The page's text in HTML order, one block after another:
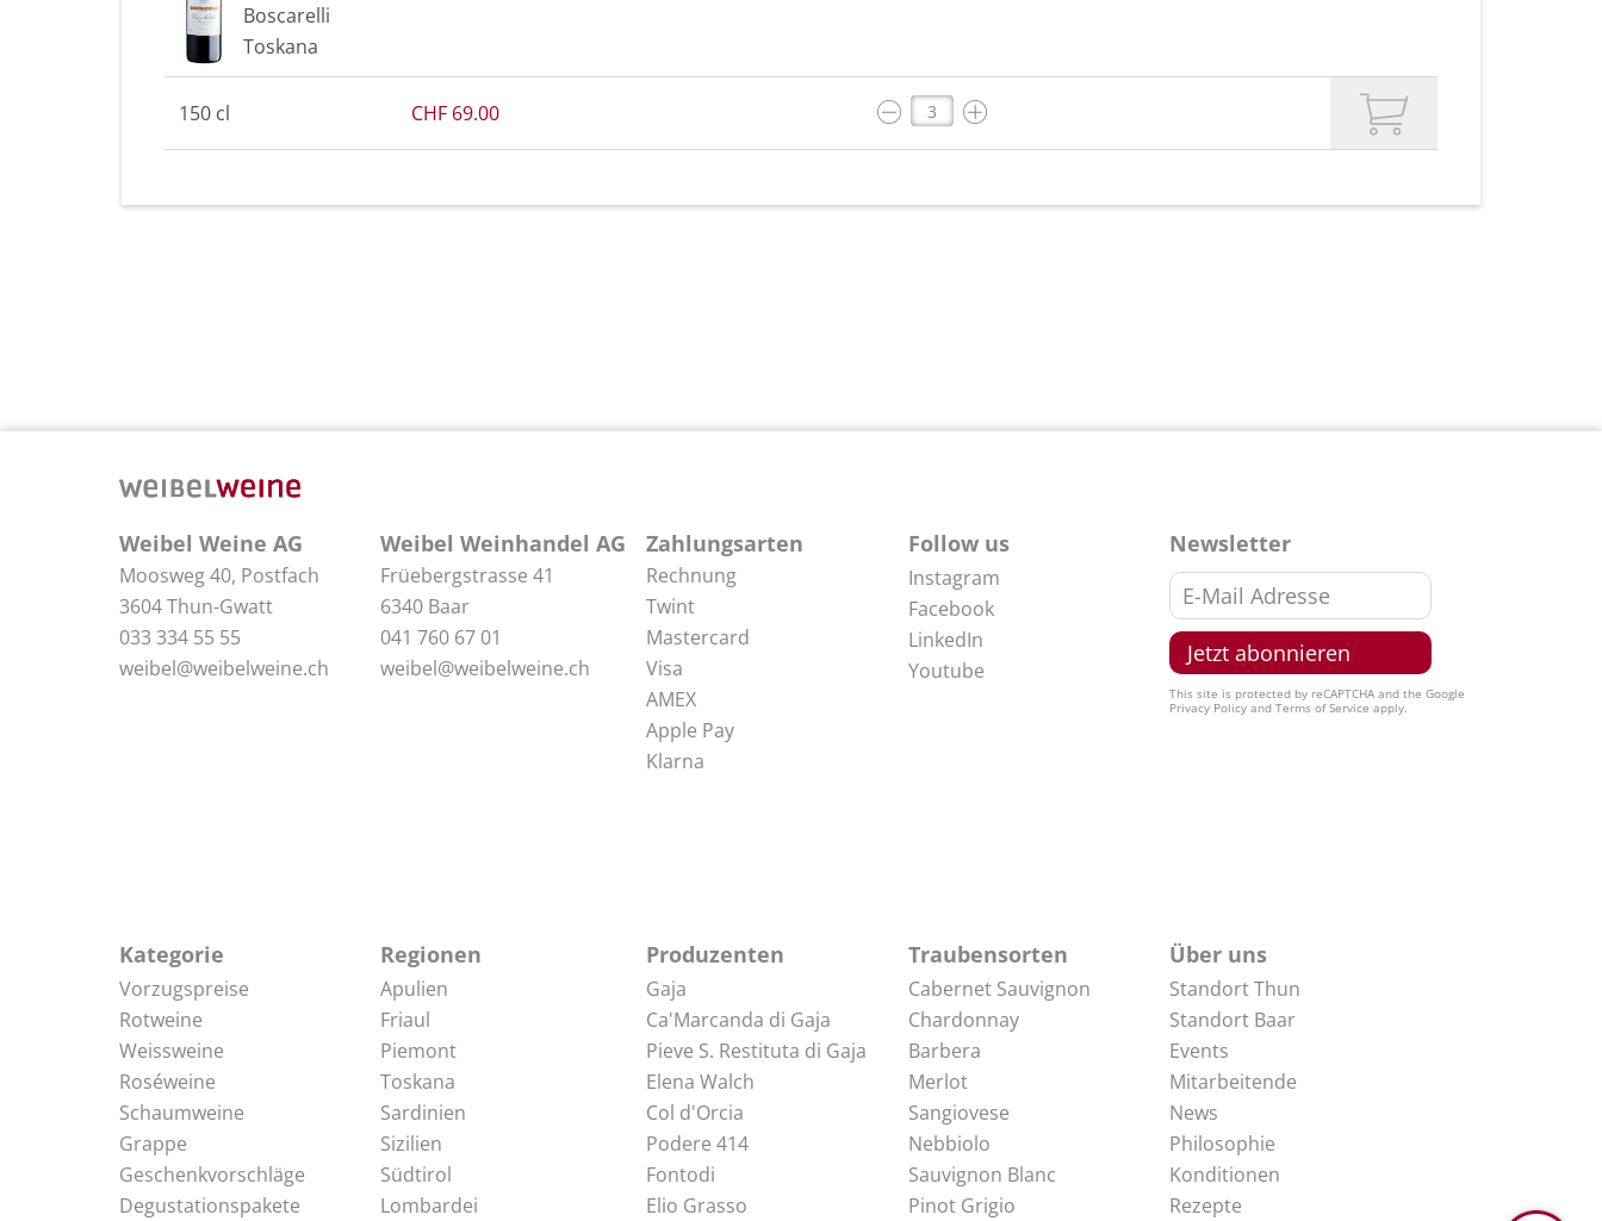
Boscarelli
Toskana
150 cl CHF 69.00
Weibel Weine AG
Moosweg 40, Postfach
3604 Thun-Gwatt
033 334 55 55
weibel@weibelweine.ch
Weibel Weinhandel AG
Früebergstrasse 41
6340 Baar
041 760 67 01
weibel@weibelweine.ch
Zahlungsarten
Rechnung
Twint
Mastercard
Visa
AMEX
Apple Pay
Klarna
Follow us
Instagram
Facebook
LinkedIn
Youtube
Newsletter
This site is protected by reCAPTCHA and the Google
Privacy Policyand Terms of Service apply.
Kategorie
Vorzugspreise
Rotweine
Weissweine
Roséweine
Schaumweine
Grappe
Geschenkvorschläge
Degustationspakete
Regionen
Apulien
Friaul
Piemont
Toskana
Sardinien
Sizilien
Südtirol
Lombardei
Produzenten
Gaja
Ca'Marcanda di Gaja
Pieve S. Restituta di Gaja
Elena Walch
Col d'Orcia
Podere 414
Fontodi
Elio Grasso
Traubensorten
Cabernet Sauvignon
Chardonnay
Barbera
Merlot
Sangiovese
Nebbiolo
Sauvignon Blanc
Pinot Grigio
Über uns
Standort Thun
Standort Baar
Events
Mitarbeitende
News
Philosophie
Konditionen
Rezepte